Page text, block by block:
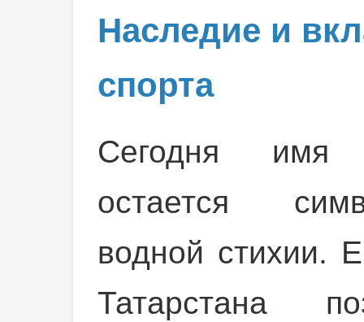
Наследие и
спорта
Сегодня имя
остается
водной стихии.
Татарстана